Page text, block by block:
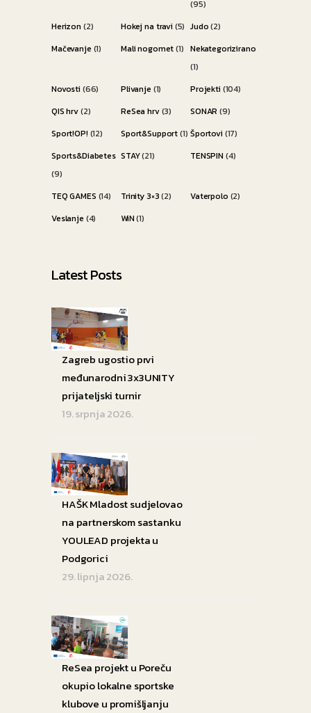
(95)
Herizon (2) Hokej na travi (5) Judo(2)
Mačevanje (1) Mali nogomet(1) Nekategorizirano
(1)
Novosti (66) Plivanje (1) Projekti (104)
QIS hrv(2) ReSea hrv(3) SONAR (9)
Sport!OP! (12) Sport&Support(1) Športovi (17)
Sports&Diabetes
(9)
STAY(21) TENSPIN (4)
TEQ GAMES (14) Trinity 3×3(2) Vaterpolo (2)
Veslanje (4) WiN(1)
Latest Posts
Zagreb ugostio prvi
međunarodni 3x3UNITY
prijateljski turnir
19. srpnja 2026.
HAŠK Mladost sudjelovao
na partnerskom sastanku
YOULEAD projekta u
Podgorici
29. lipnja 2026.
ReSea projekt u Poreču
okupio lokalne sportske
klubove u promišljanju